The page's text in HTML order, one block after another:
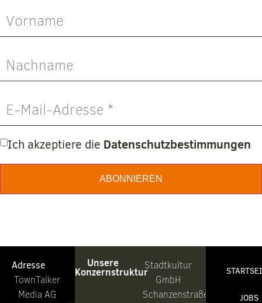
Ich akzeptiere die Datenschutzbestimmungen
Adresse
TownTalker
Media AG
Unsere
Konzernstruktur
Stadtkultur
GmbH
Schanzenstraße
JOBS